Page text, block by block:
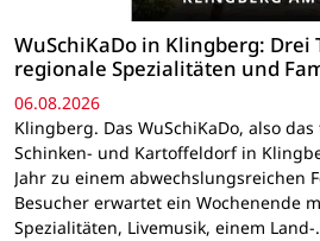
WuSchiKaDo in Klingberg: Drei
regionale Spezialitäten und
06.08.2026
Klingberg. Das WuSchiKaDo, also
Schinken- und Kartoffeldorf in
Jahr zu einem abwechslungsreichen
Besucher erwartet ein Wochenende
Spezialitäten, Livemusik, einem